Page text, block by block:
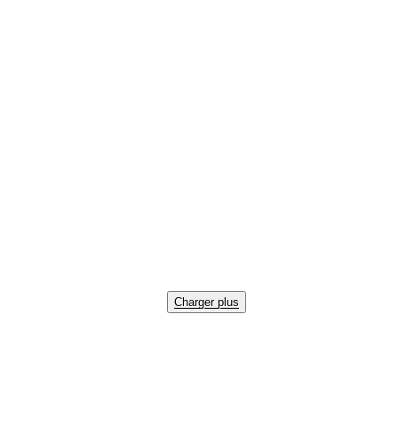
Charger plus